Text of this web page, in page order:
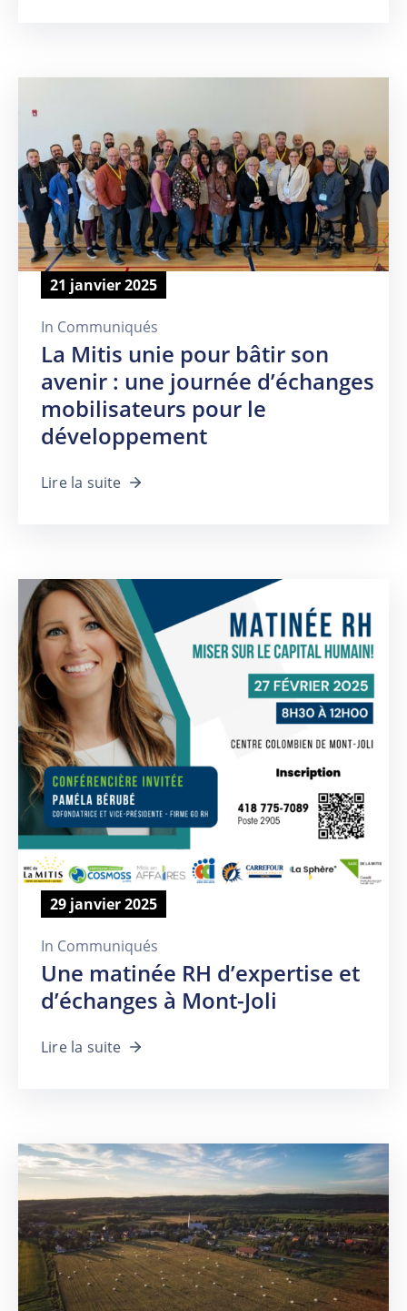
21 janvier 2025
In Communiqués
La Mitis unie pour bâtir son
avenir : une journée d’échanges
mobilisateurs pour le
développement
Lire la suite
29 janvier 2025
In Communiqués
Une matinée RH d’expertise et
d’échanges à Mont-Joli
Lire la suite